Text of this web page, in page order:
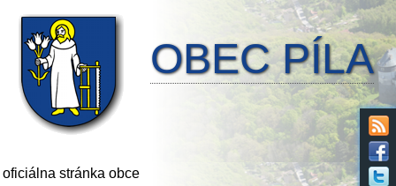
OBEC PÍLA
oficiálna stránka obce